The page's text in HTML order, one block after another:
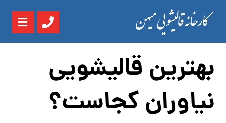
بهترین قالیشویی
نیاوران کجاست؟